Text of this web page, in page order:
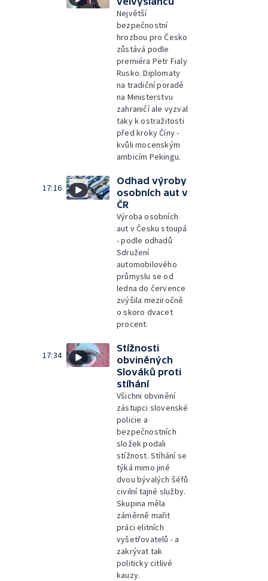
Největší
bezpečnostní
hrozbou pro Česko
zůstává podle
premiéra Petr Fialy
Rusko. Diplomaty
na tradiční poradě
na Ministerstvu
zahraničí ale vyzval
taky k ostražitosti
před kroky Číny -
kvůli mocenským
ambicím Pekingu.
17:16
Odhad výroby
osobních aut v
ČR
Výroba osobních
aut v Česku stoupá
- podle odhadů
Sdružení
automobilového
průmyslu se od
ledna do července
zvýšila meziročně
o skoro dvacet
procent.
17:34
Stížnosti
obviněných
Slováků proti
stíhání
Všichni obvinění
zástupci slovenské
policie a
bezpečnostních
složek podali
stížnost. Stíhání se
týká mimo jiné
dvou bývalých šéfů
civilní tajné služby.
Skupina měla
záměrně mařit
práci elitních
vyšetřovatelů - a
zakrývat tak
politicky citlivé
kauzy.